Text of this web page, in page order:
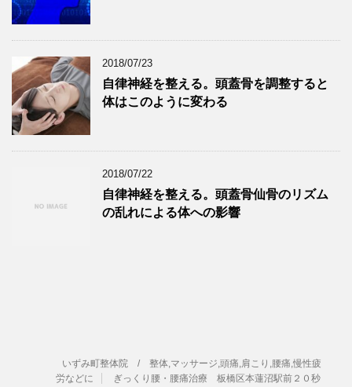
2018/07/23
自律神経を整える。頭蓋骨を調整すると
体はこのように変わる
2018/07/22
自律神経を整える。頭蓋骨仙骨のリズム
の乱れによる体への影響
いずみ町整体院 / 整体,マッサージ,頭痛,肩こり,腰痛,慢性疲
労などに
ぎっくり腰・腰痛治療 板橋区本蓮沼駅前２０秒